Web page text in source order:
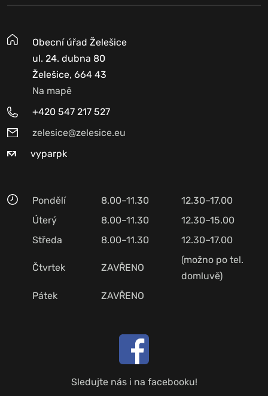
Obecní úřad Želešice
ul. 24. dubna 80
Želešice, 664 43
Na mapě
+420 547 217 527
zelesice@zelesice.eu
vyparpk
Pondělí 8.00–11.30
12.30–17.00
Úterý
8.00–11.30
12.30–15.00
Středa
8.00–11.30 12.30–17.00
Čtvrtek ZAVŘENO
(možno po tel.
domluvě)
Pátek
ZAVŘENO
Sledujte nás i na facebooku!